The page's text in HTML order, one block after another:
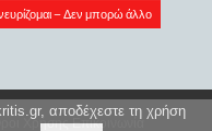
– Δεν μπορώ άλλο
ΧρήσηςΕπικοινωνία
αποδέχεστε τη χρήση